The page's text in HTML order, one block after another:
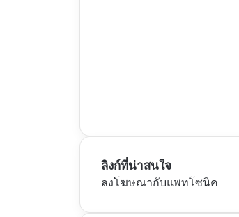
ลิงก์ที่น่าสนใจ
ลงโฆษณากับแพทโซนิค